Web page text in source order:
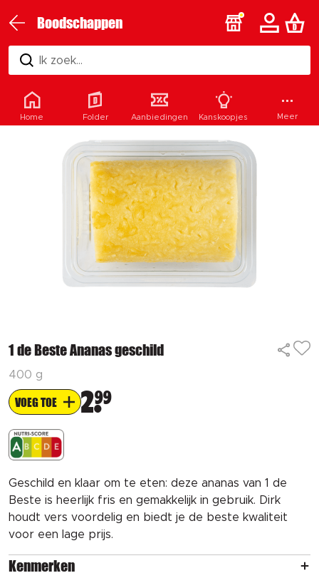
Boodschappen
Ik zoek...
1 de Beste Ananas geschild
400 g
VOEG TOE 299
Geschild en klaar om te eten: deze ananas van 1 de
Beste is heerlijk fris en gemakkelijk in gebruik. Dirk
houdt vers voordelig en biedt je de beste kwaliteit
voor een lage prijs.
Kenmerken
Home Folder Aanbiedingen Kanskoopjes Meer